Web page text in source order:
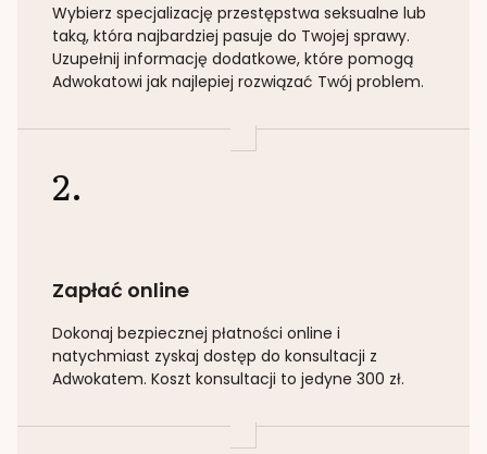
Wybierz specjalizację przestępstwa seksualne lub
taką, która najbardziej pasuje do Twojej sprawy.
Uzupełnij informację dodatkowe, które pomogą
Adwokatowi jak najlepiej rozwiązać Twój problem.
2.
Zapłać online
Dokonaj bezpiecznej płatności online i
natychmiast zyskaj dostęp do konsultacji z
Adwokatem. Koszt konsultacji to jedyne 300 zł.